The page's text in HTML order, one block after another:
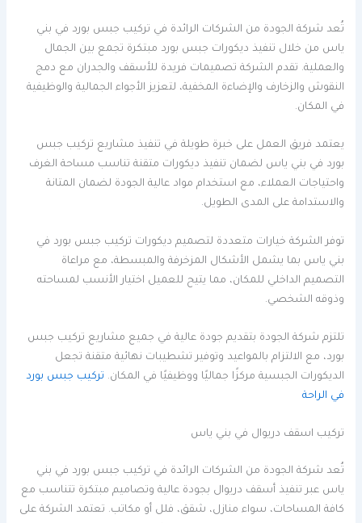
تُعد شركة الجودة من الشركات الرائدة في تركيب جبس بورد في بني
ياس من خلال تنفيذ ديكورات جبس بورد مبتكرة تجمع بين الجمال
والعملية. تقدم الشركة تصميمات فريدة للأسقف والجدران مع دمج
النقوش والزخارف والإضاءة المخفية، لتعزيز الأجواء الجمالية والوظيفية
في المكان.
يعتمد فريق العمل على خبرة طويلة في تنفيذ مشاريع تركيب جبس
بورد في بني ياس لضمان تنفيذ ديكورات متقنة تناسب مساحة الغرف
واحتياجات العملاء، مع استخدام مواد عالية الجودة لضمان المتانة
والاستدامة على المدى الطويل.
توفر الشركة خيارات متعددة لتصميم ديكورات تركيب جبس بورد في
بني ياس بما يشمل الأشكال المزخرفة والمبسطة، مع مراعاة
التصميم الداخلي للمكان، مما يتيح للعميل اختيار الأنسب لمساحته
وذوقه الشخصي.
تلتزم شركة الجودة بتقديم جودة عالية في جميع مشاريع تركيب جبس
بورد، مع الالتزام بالمواعيد وتوفير تشطيبات نهائية متقنة تجعل
الديكورات الجبسية مركزًا جماليًا ووظيفيًا في المكان. تركيب جبس بورد
في الراحة
تركيب اسقف دريوال في بني ياس
تُعد شركة الجودة من الشركات الرائدة في تركيب جبس بورد في بني
ياس عبر تنفيذ أسقف دريوال بجودة عالية وتصاميم مبتكرة تتناسب مع
كافة المساحات، سواء منازل، شقق، فلل أو مكاتب. تعتمد الشركة على